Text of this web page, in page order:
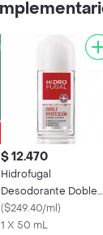
$ 12.470
Hidrofugal
Desodorante Doble
Protección en Roll On
($249.40/ml)
1 X 50 mL